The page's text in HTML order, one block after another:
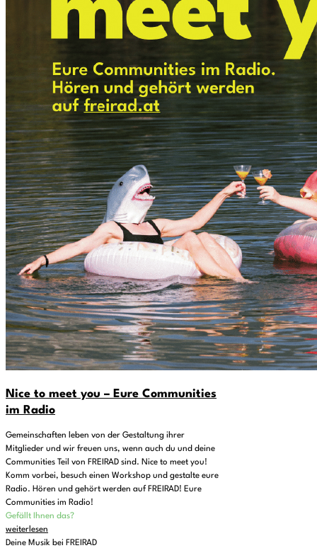
Nice to meet you – Eure Communities
im Radio
Gemeinschaften leben von der Gestaltung ihrer
Mitglieder und wir freuen uns, wenn auch du und deine
Communities Teil von FREIRAD sind. Nice to meet you!
Komm vorbei, besuch einen Workshop und gestalte eure
Radio. Hören und gehört werden auf FREIRAD! Eure
Communities im Radio!
Gefällt Ihnen das?
weiterlesen
Deine Musik bei FREIRAD